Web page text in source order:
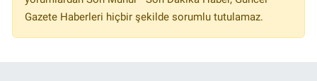
Gazete Haberleri hiçbir şekilde sorumlu tutulamaz.